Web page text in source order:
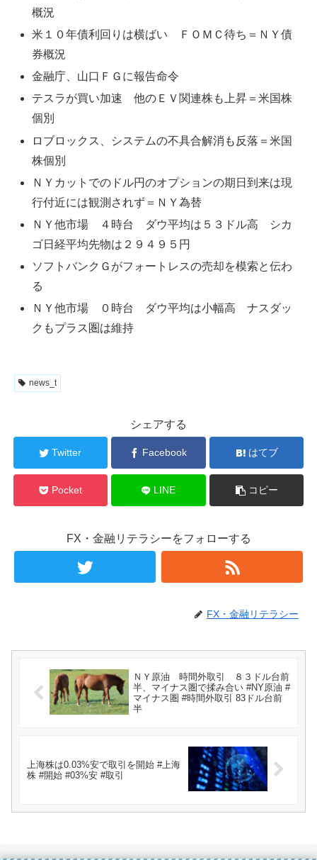
概況
米１０年債利回りは横ばい ＦＯＭＣ待ち＝ＮＹ債
券概況
金融庁、山口ＦＧに報告命令
テスラが買い加速 他のＥＶ関連株も上昇＝米国株
個別
ロブロックス、システムの不具合解消も反落＝米国
株個別
ＮＹカットでのドル円のオプションの期日到来は現
行付近には観測されず＝ＮＹ為替
ＮＹ他市場 ４時台 ダウ平均は５３ドル高 シカ
ゴ日経平均先物は２９４９５円
ソフトバンクＧがフォートレスの売却を模索と伝わ
る
ＮＹ他市場 ０時台 ダウ平均は小幅高 ナスダッ
クもプラス圏は維持
news_t
シェアする
Twitter Facebook はてブ
Pocket LINE コピー
FX・金融リテラシーをフォローする
FX・金融リテラシー
ＮＹ原油 時間外取引 ８３ドル台前
半、マイナス圏で揉み合い #NY原油 #
マイナス圏 #時間外取引 83ドル台前
半
上海株は0.03%安で取引を開始 #上海
株 #開始 #03%安 #取引